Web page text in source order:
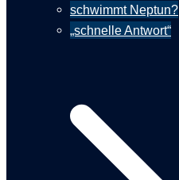
schwimmt Neptun?
„schnelle Antwort“